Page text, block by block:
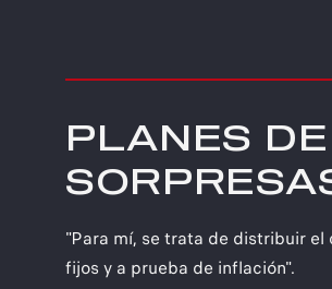
PLANES
"Para mí, se trata de distribuir
fijos y a prueba de inflación".